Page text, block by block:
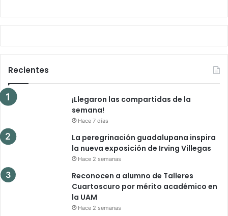
Recientes
¡Llegaron las compartidas de la
semana!
Hace 7 días
La peregrinación guadalupana inspira
la nueva exposición de Irving Villegas
Hace 2 semanas
Reconocen a alumno de Talleres
Cuartoscuro por mérito académico en
la UAM
Hace 2 semanas